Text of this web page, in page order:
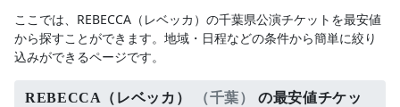
ここでは、REBECCA（レベッカ）の千葉県公演チケットを最安値
から探すことができます。地域・日程などの条件から簡単に絞り
込みができるページです。
REBECCA（レベッカ） （千葉）
の最安値チケッ